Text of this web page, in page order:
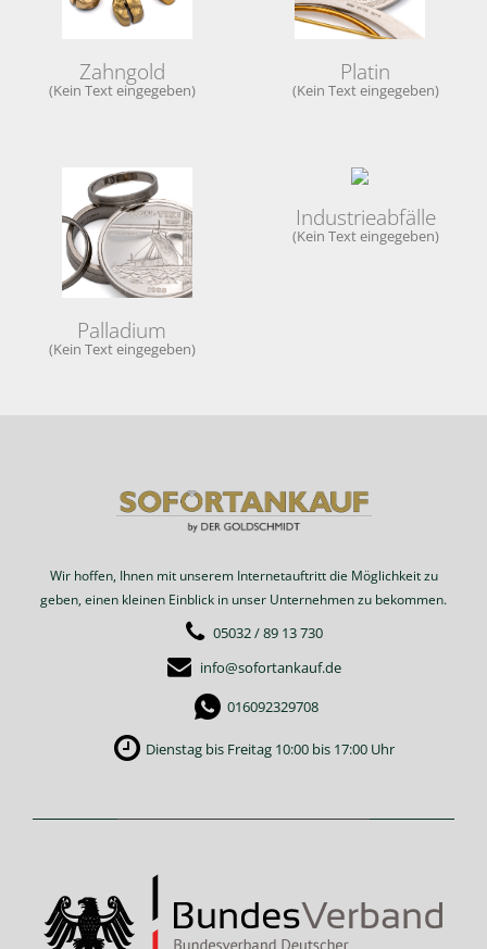
Zahngold
(Kein Text eingegeben)
Platin
(Kein Text eingegeben)
Palladium
(Kein Text eingegeben)
Industrieabfälle
(Kein Text eingegeben)
Wir hoffen, Ihnen mit unserem Internetauftritt die Möglichkeit zu
geben, einen kleinen Einblick in unser Unternehmen zu bekommen.
05032 / 89 13 730
info@sofortankauf.de
016092329708
Dienstag bis Freitag 10:00 bis 17:00 Uhr